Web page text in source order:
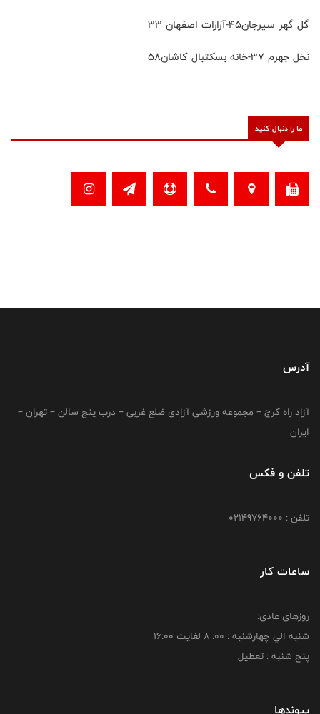
گل گهر سیرجان۴۵-آرارات اصفهان ۳۳
نخل جهرم ۳۷-خانه بسکتبال کاشان۵۸
ما را دنبال کنید
آدرس
آزاد راه کرج – مجموعه ورزشی آزادی ضلع غربی – درب پنج سالن – تهران –
ایران
تلفن و فکس
تلفن : 02149764000
ساعات کار
روزهای عادی:
شنبه الي چهارشنبه : 00: 8 لغايت 16:00
پنج شنبه : تعطیل